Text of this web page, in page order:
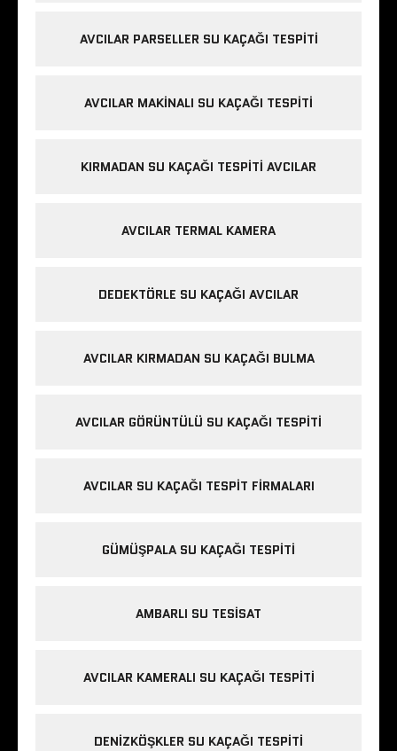
AVCILAR PARSELLER SU KAÇAĞI TESPITI
AVCILAR MAKINALI SU KAÇAĞI TESPITI
KIRMADAN SU KAÇAĞI TESPITI AVCILAR
AVCILAR TERMAL KAMERA
DEDEKTÖRLE SU KAÇAĞI AVCILAR
AVCILAR KIRMADAN SU KAÇAĞI BULMA
AVCILAR GÖRÜNTÜLÜ SU KAÇAĞI TESPITI
AVCILAR SU KAÇAĞI TESPIT FIRMALARI
GÜMÜŞPALA SU KAÇAĞI TESPITI
AMBARLI SU TESISAT
AVCILAR KAMERALI SU KAÇAĞI TESPITI
DENIZKÖŞKLER SU KAÇAĞI TESPITI